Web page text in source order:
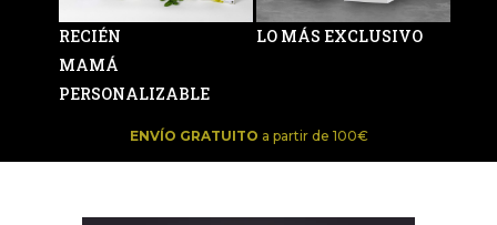
RECIÉN
MAMÁ
PERSONALIZABLE
LO MÁS EXCLUSIVO
ENVÍO GRATUITO a partir de 100€